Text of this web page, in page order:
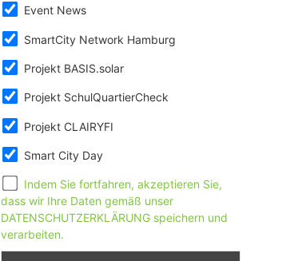
Event News
SmartCity Network Hamburg
Projekt BASIS.solar
Projekt SchulQuartierCheck
Projekt CLAIRYFI
Smart City Day
Indem Sie fortfahren, akzeptieren Sie,
dass wir Ihre Daten gemäß unser
DATENSCHUTZERKLÄRUNG speichern und
verarbeiten.